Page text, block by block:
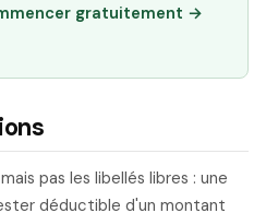
gratuitement →
pas les libellés libres : une
déductible d'un montant